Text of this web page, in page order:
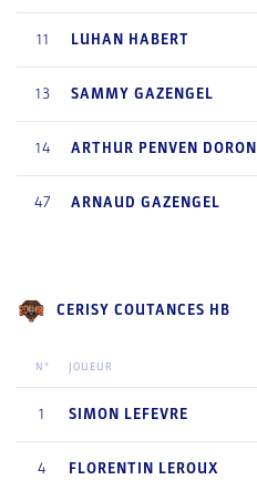
11 LUHAN HABERT
13 SAMMY GAZENGEL
14 ARTHUR PENVEN DORON
47 ARNAUD GAZENGEL
CERISY COUTANCES HB
N° JOUEUR
1 SIMON LEFEVRE
4 FLORENTIN LEROUX